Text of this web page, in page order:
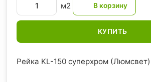
м2
КУПИТЬ
Рейка KL-150 суперхром (Люмсвет)